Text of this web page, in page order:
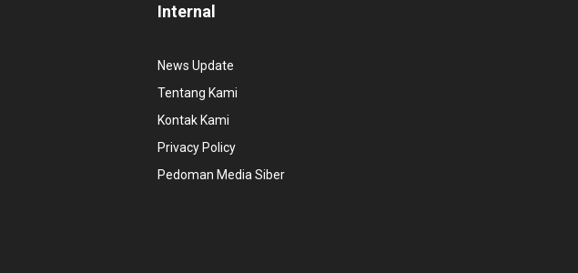
Internal
News Update
Tentang Kami
Kontak Kami
Privacy Policy
Pedoman Media Siber